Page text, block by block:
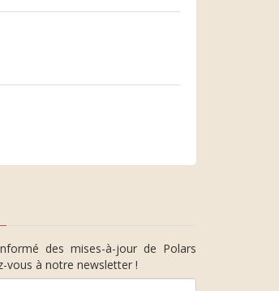
des mises-à-jour de Polars
vous à notre newsletter !